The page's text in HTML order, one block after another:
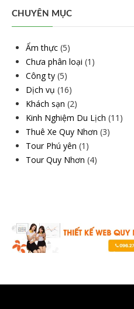
CHUYÊN MỤC
Ẩm thực (5)
Chưa phân loại (1)
Công ty (5)
Dịch vụ (16)
Khách sạn (2)
Kinh Nghiệm Du Lịch (11)
Thuê Xe Quy Nhơn (3)
Tour Phú yên (1)
Tour Quy Nhơn (4)